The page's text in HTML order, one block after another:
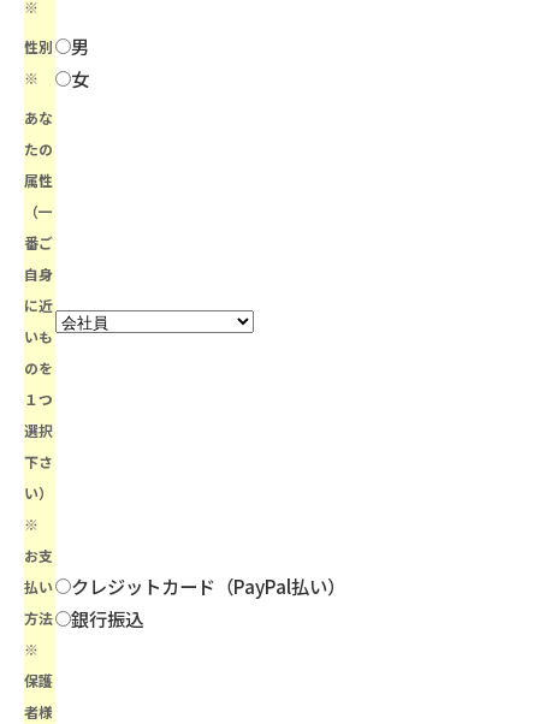
※
性別
※
男
女
あな
たの
属性
（一
番ご
自身
に近
いも
のを
１つ
選択
下さ
い）
※
お支
払い
方法
※
クレジットカード（PayPal払い）
銀行振込
保護
者様